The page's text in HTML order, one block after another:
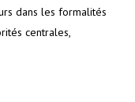
dans les formalités
centrales,